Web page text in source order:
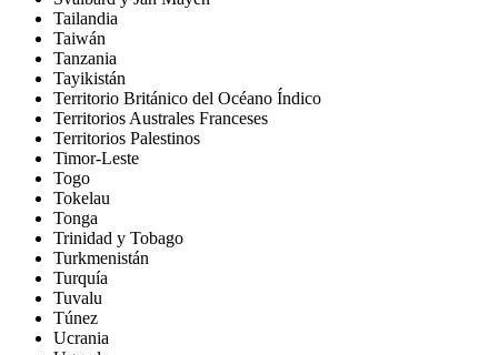
Tailandia
Taiwán
Tanzania
Tayikistán
Territorio Británico del Océano Índico
Territorios Australes Franceses
Territorios Palestinos
Timor-Leste
Togo
Tokelau
Tonga
Trinidad y Tobago
Turkmenistán
Turquía
Tuvalu
Túnez
Ucrania